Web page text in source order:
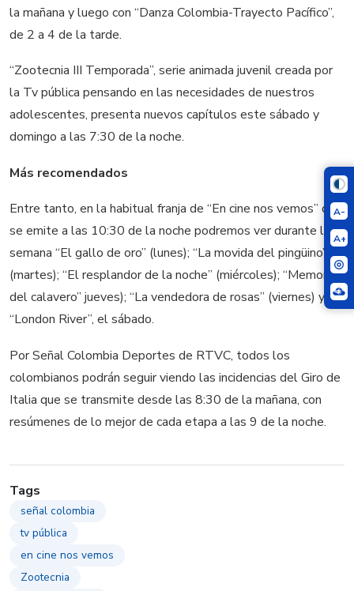
A-
A+
la mañana y luego con “Danza Colombia-Trayecto Pacífico”,
de 2 a 4 de la tarde.
“Zootecnia III Temporada”, serie animada juvenil creada por
la Tv pública pensando en las necesidades de nuestros
adolescentes, presenta nuevos capítulos este sábado y
domingo a las 7:30 de la noche.
Más recomendados
Entre tanto, en la habitual franja de “En cine nos vemos” que
se emite a las 10:30 de la noche podremos ver durante la
semana “El gallo de oro” (lunes); “La movida del pingüino”
(martes); “El resplandor de la noche” (miércoles); “Memorias
del calavero” jueves); “La vendedora de rosas” (viernes) y
“London River”, el sábado.
Por Señal Colombia Deportes de RTVC, todos los
colombianos podrán seguir viendo las incidencias del Giro de
Italia que se transmite desde las 8:30 de la mañana, con
resúmenes de lo mejor de cada etapa a las 9 de la noche.
Tags
señal colombia
tv pública
en cine nos vemos
Zootecnia